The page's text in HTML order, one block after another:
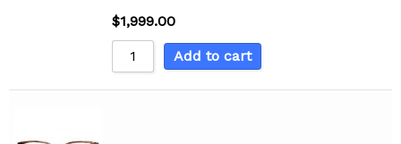
$1,999.00
Add to cart